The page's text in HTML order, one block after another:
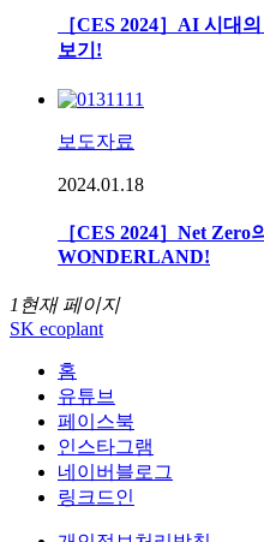
［CES 2024］AI 시대
보기!
보도자료
2024.01.18
［CES 2024］Net
WONDERLAND!
1 현재 페이지
SK ecoplant
홈
유튜브
페이스북
인스타그램
네이버블로그
링크드인